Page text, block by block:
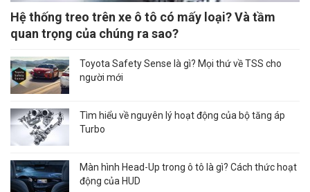
Hệ thống treo trên xe ô tô có mấy loại? Và tầm
quan trọng của chúng ra sao?
Toyota Safety Sense là gì? Mọi thứ về TSS cho
người mới
Tìm hiểu về nguyên lý hoạt động của bộ tăng áp
Turbo
Màn hình Head-Up trong ô tô là gì? Cách thức hoạt
động của HUD